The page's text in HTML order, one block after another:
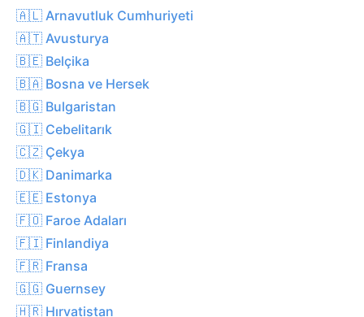
🇦🇱 Arnavutluk Cumhuriyeti
🇦🇹 Avusturya
🇧🇪 Belçika
🇧🇦 Bosna ve Hersek
🇧🇬 Bulgaristan
🇬🇮 Cebelitarık
🇨🇿 Çekya
🇩🇰 Danimarka
🇪🇪 Estonya
🇫🇴 Faroe Adaları
🇫🇮 Finlandiya
🇫🇷 Fransa
🇬🇬 Guernsey
🇭🇷 Hırvatistan